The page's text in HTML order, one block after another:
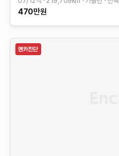
470만원